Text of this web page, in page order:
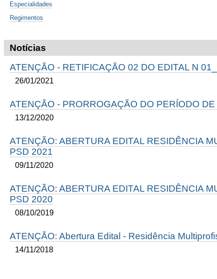
Especialidades
Regimentos
Notícias
ATENÇÃO - RETIFICAÇÃO 02 DO EDITAL N
26/01/2021
ATENÇÃO - PRORROGAÇÃO DO PERÍODO
13/12/2020
ATENÇÃO: ABERTURA EDITAL RESIDÊNCIA
PSD 2021
09/11/2020
ATENÇÃO: ABERTURA EDITAL RESIDÊNCIA
PSD 2020
08/10/2019
ATENÇÃO: Abertura Edital - Residência
14/11/2018